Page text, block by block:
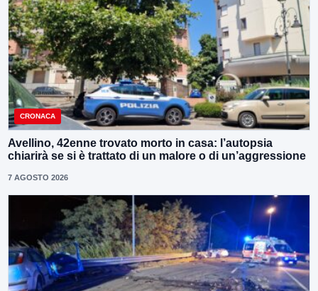
CRONACA
Avellino, 42enne trovato morto in casa: l’autopsia
chiarirà se si è trattato di un malore o di un’aggressione
7 AGOSTO 2026